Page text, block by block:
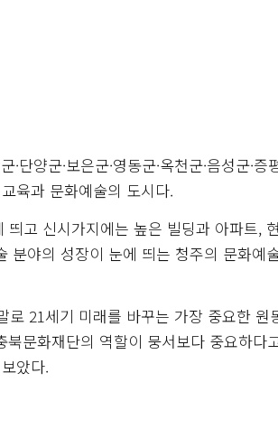
양군·보은군·영동군·옥천군·음성군·증
육과 문화예술의 도시다.
고 신시가지에는 높은 빌딩과 아파트,
분야의 성장이 눈에 띄는 청주의 문화예
21세기 미래를 바꾸는 가장 중요한 원
문화재단의 역할이 뭉서보다 중요하다
았다.